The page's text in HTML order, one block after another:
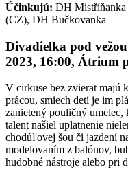
Účinkujú: DH
(CZ), DH Bučkovanka
Divadielka pod
2023, 16:00, Átrium
V cirkuse bez zvierat majú
prácou, smiech detí je im
zanietený pouličný
talent našiel uplatnenie
chodúľovej šou či jazdení
modelovaním z balónov,
hudobné nástroje alebo pri